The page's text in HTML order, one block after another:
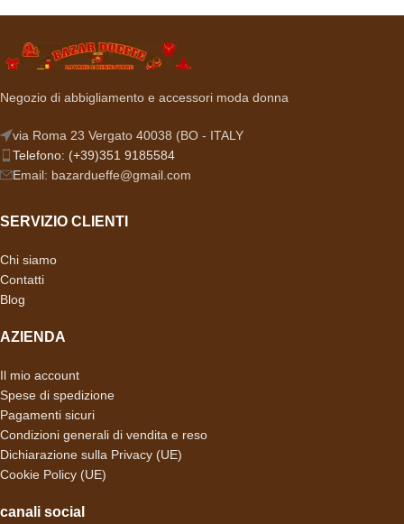
Negozio di abbigliamento e accessori moda donna
via Roma 23 Vergato 40038 (BO - ITALY
Telefono: (+39)351 9185584
Email: bazardueffe@gmail.com
SERVIZIO CLIENTI
Chi siamo
Contatti
Blog
AZIENDA
Il mio account
Spese di spedizione
Pagamenti sicuri
Condizioni generali di vendita e reso
Dichiarazione sulla Privacy (UE)
Cookie Policy (UE)
canali social